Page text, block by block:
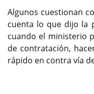
Algunos cuestionan
cuenta lo que dijo la
cuando el ministerio
de contratación,
rápido en contra vía